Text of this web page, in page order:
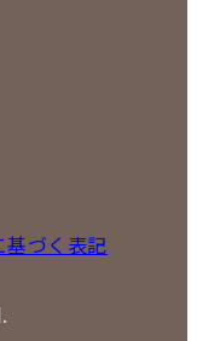
づく表記